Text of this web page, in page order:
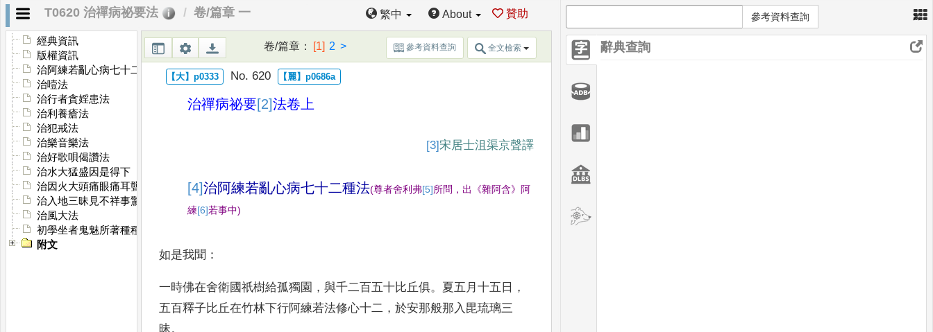
T0620 治禪病祕要法 卷/篇章 一 繁中 About 贊助
經典資訊
版權資訊
治阿練若亂心病七十二種法
治噎法
治行者貪婬患法
治利養瘡法
治犯戒法
治樂音樂法
治好歌唄偈讚法
治水大猛盛因是得下
治因火大頭痛眼痛耳聾法
治入地三昧見不祥事驚怖失心法
治風大法
初學坐者鬼魅所著種種不安不能得定治之法
附文
卷/篇章： [1] 2 > 參考資料查詢 全文檢索
No. 620
治禪病祕要[2]法卷上
[3]宋居士沮渠京聲譯
[4]治阿練若亂心病七十二種法(尊者舍利弗[5]所問 ， 出 《雜阿含》
阿
練[6]若事中)
如是我聞 ：
一時佛在舍衛國祇樹給孤獨園 ， 與千二百五十比丘俱。 夏五月十五日 ，
五百釋子比丘在竹林下行阿練若法修心十二 ， 於安那般那入毘琉璃三
昧。
×
參考資料查詢
辭典查詢